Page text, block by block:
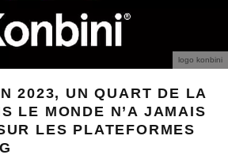
logo konbini
2023, UN QUART DE LA
LE MONDE N’A JAMAIS
LES PLATEFORMES